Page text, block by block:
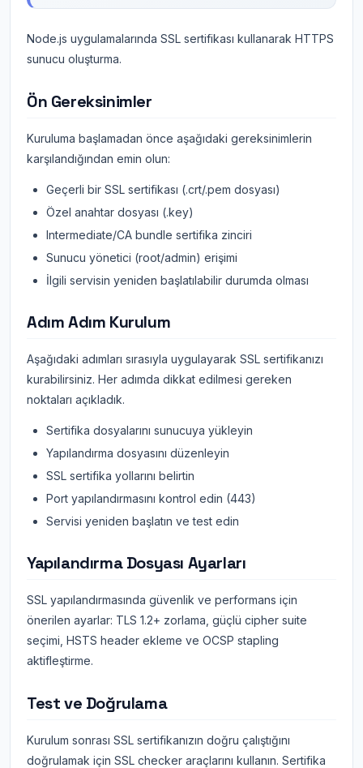
Node.js uygulamalarında SSL sertifikası kullanarak HTTPS
sunucu oluşturma.
Ön Gereksinimler
Kuruluma başlamadan önce aşağıdaki gereksinimlerin
karşılandığından emin olun:
Geçerli bir SSL sertifikası (.crt/.pem dosyası)
Özel anahtar dosyası (.key)
Intermediate/CA bundle sertifika zinciri
Sunucu yönetici (root/admin) erişimi
İlgili servisin yeniden başlatılabilir durumda olması
Adım Adım Kurulum
Aşağıdaki adımları sırasıyla uygulayarak SSL sertifikanızı
kurabilirsiniz. Her adımda dikkat edilmesi gereken
noktaları açıkladık.
Sertifika dosyalarını sunucuya yükleyin
Yapılandırma dosyasını düzenleyin
SSL sertifika yollarını belirtin
Port yapılandırmasını kontrol edin (443)
Servisi yeniden başlatın ve test edin
Yapılandırma Dosyası Ayarları
SSL yapılandırmasında güvenlik ve performans için
önerilen ayarlar: TLS 1.2+ zorlama, güçlü cipher suite
seçimi, HSTS header ekleme ve OCSP stapling
aktifleştirme.
Test ve Doğrulama
Kurulum sonrası SSL sertifikanızın doğru çalıştığını
doğrulamak için SSL checker araçlarını kullanın. Sertifika